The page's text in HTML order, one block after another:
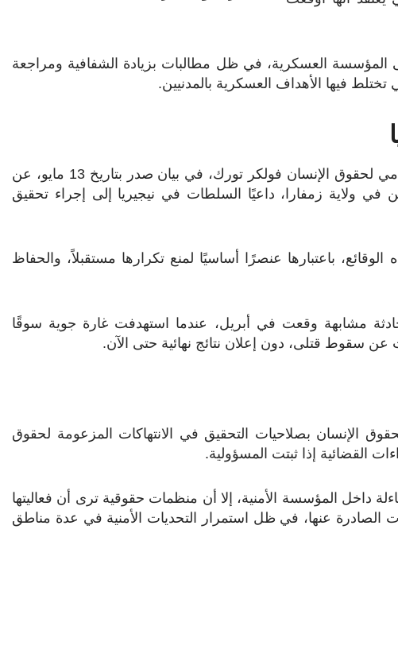
العسكرية، في ظل مطالبات بزيادة الشفافية ومراجعة
فيها الأهداف العسكرية بالمدنيين.
وفي سياق متصل، أعرب مفوض الأمم المتحدة السامي لحقوق الإنسان فولكر تورك، في بيان صدر بتاريخ 13 مايو، عن
ولاية زمفارا، داعيًا السلطات في نيجيريا إلى إجراء تحقيق
باعتبارها عنصرًا أساسيًا لمنع تكرارها مستقبلاً، والحفاظ
مشابهة وقعت في أبريل، عندما استهدفت غارة جوية سوقًا
سقوط قتلى، دون إعلان نتائج نهائية حتى الآن.
الإنسان بصلاحيات التحقيق في الانتهاكات المزعومة لحقوق
القضائية إذا ثبتت المسؤولية.
داخل المؤسسة الأمنية، إلا أن منظمات حقوقية ترى أن فعاليتها
الصادرة عنها، في ظل استمرار التحديات الأمنية في عدة مناطق